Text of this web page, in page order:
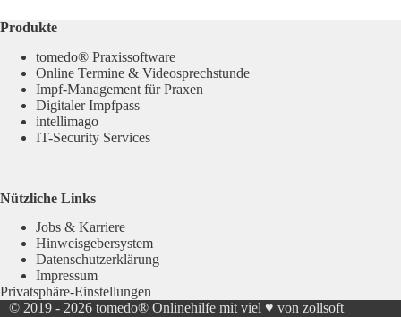
Produkte
tomedo® Praxissoftware
Online Termine & Videosprechstunde
Impf-Management für Praxen
Digitaler Impfpass
intellimago
IT-Security Services
Nützliche Links
Jobs & Karriere
Hinweisgebersystem
Datenschutzerklärung
Impressum
Privatsphäre-Einstellungen
© 2019 - 2026tomedo® Onlinehilfe mit viel ♥ von zollsoft